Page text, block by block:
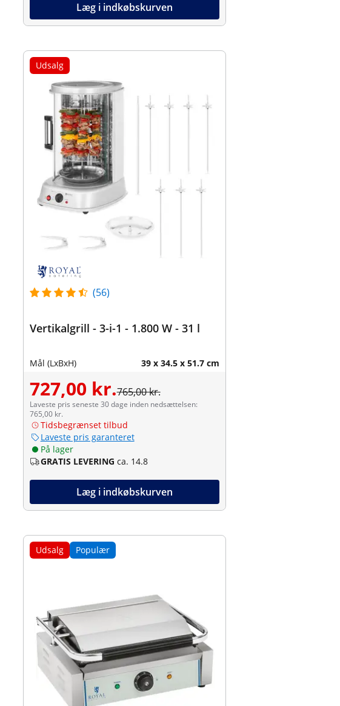
Læg i indkøbskurven
Udsalg
(56)
Vertikalgrill - 3-i-1 - 1.800 W - 31 l
Mål (LxBxH) 39 x 34.5 x 51.7 cm
727,00 kr.765,00 kr.
Laveste pris seneste 30 dage inden nedsættelsen:
765,00 kr.
Tidsbegrænset tilbud
Laveste pris garanteret
På lager
GRATIS LEVERING ca. 14.8
Læg i indkøbskurven
Udsalg Populær